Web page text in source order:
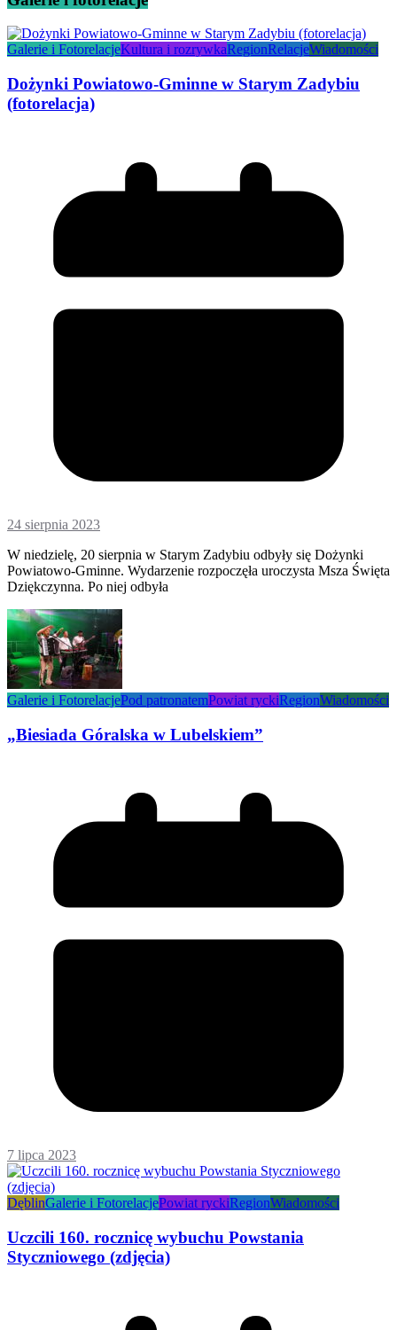
Galerie i FotorelacjeKultura i rozrywkaRegionRelacjeWiadomości
Dożynki Powiatowo-Gminne w Starym Zadybiu
(fotorelacja)
24 sierpnia 2023
W niedzielę, 20 sierpnia w Starym Zadybiu odbyły się Dożynki
Powiatowo-Gminne. Wydarzenie rozpoczęła uroczysta Msza Święta
Dziękczynna. Po niej odbyła
Galerie i FotorelacjePod patronatemPowiat ryckiRegionWiadomości
„Biesiada Góralska w Lubelskiem”
7 lipca 2023
DęblinGalerie i FotorelacjePowiat ryckiRegionWiadomości
Uczcili 160. rocznicę wybuchu Powstania
Styczniowego (zdjęcia)